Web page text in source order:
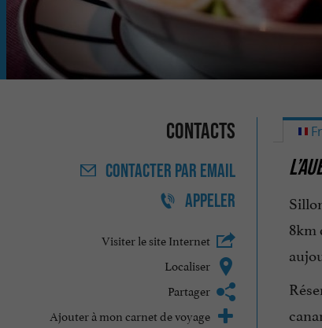
Contacts
CONTACTER PAR EMAIL
APPELER
Visiter le site Internet
Localiser
Partager
Ajouter à mon carnet de voyage
8km